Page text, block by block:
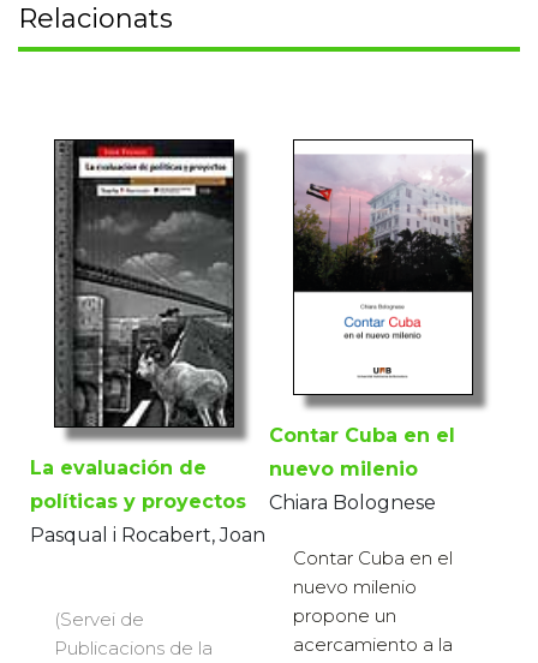
Relacionats
La evaluación de
políticas y proyectos
Pasqual i Rocabert, Joan
(Servei de
Publicacions de la
Contar Cuba en el
nuevo milenio
Chiara Bolognese
Contar Cuba en el
nuevo milenio
propone un
acercamiento a la